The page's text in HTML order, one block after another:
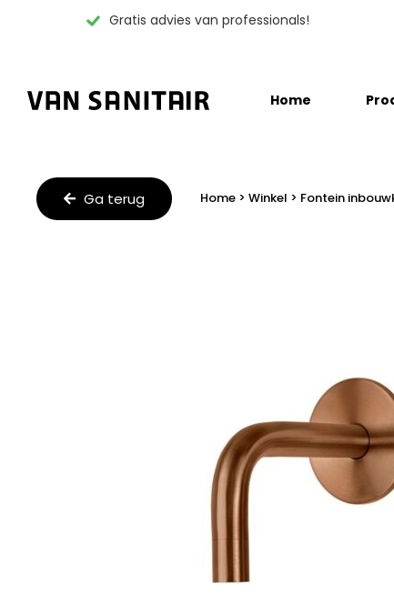
Gratis advies van professionals!
Home
Ga terug Home > Winkel > Fontein